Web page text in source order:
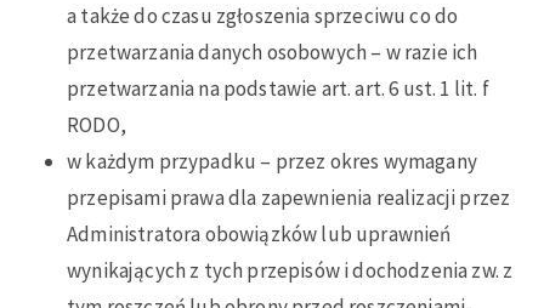
a także do czasu zgłoszenia sprzeciwu co do
przetwarzania danych osobowych – w razie ich
przetwarzania na podstawie art. art. 6 ust. 1 lit. f
RODO,
w każdym przypadku – przez okres wymagany
przepisami prawa dla zapewnienia realizacji przez
Administratora obowiązków lub uprawnień
wynikających z tych przepisów i dochodzenia zw. z